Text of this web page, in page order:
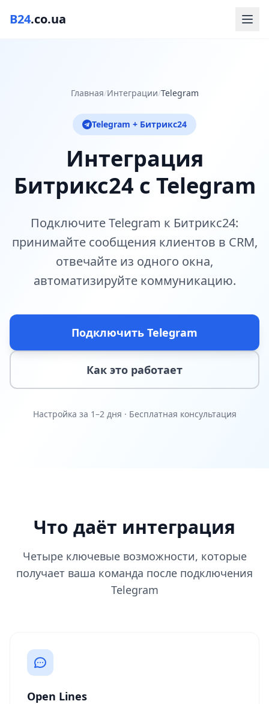
B24.co.ua
Главная/Интеграции/Telegram
Telegram + Битрикс24
Интеграция
Битрикс24 с Telegram
Подключите Telegram к Битрикс24:
принимайте сообщения клиентов в CRM,
отвечайте из одного окна,
автоматизируйте коммуникацию.
Подключить Telegram
Как это работает
Настройка за 1–2 дня · Бесплатная консультация
Что даёт интеграция
Четыре ключевые возможности, которые
получает ваша команда после подключения
Telegram
Open Lines